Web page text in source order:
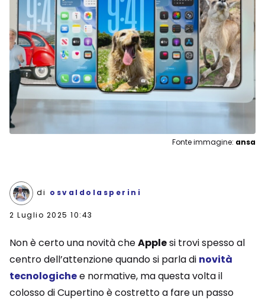
Fonte immagine: ansa
di osvaldolasperini
2 Luglio 2025 10:43
Non è certo una novità cheApplesi trovi spesso al
centro dell’attenzione quando si parla di novità
tecnologichee normative, ma questa volta il
colosso di Cupertino è costretto a fare un passo